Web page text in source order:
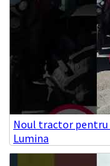
Noul tractor pentru
Lumina